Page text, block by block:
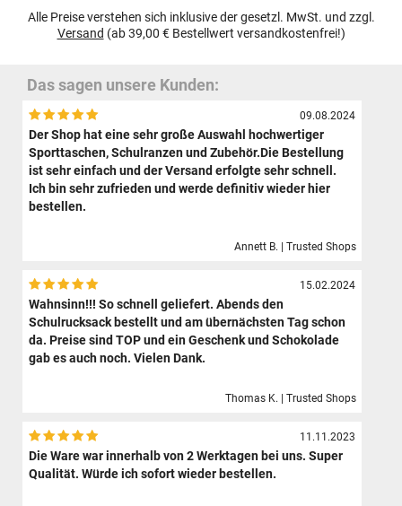
Alle Preise verstehen sich inklusive der gesetzl. MwSt. und zzgl.
Versand (ab 39,00 € Bestellwert versandkostenfrei!)
Das sagen unsere Kunden:
09.08.2024
Der Shop hat eine sehr große Auswahl hochwertiger
Sporttaschen, Schulranzen und Zubehör.Die Bestellung
ist sehr einfach und der Versand erfolgte sehr schnell.
Ich bin sehr zufrieden und werde definitiv wieder hier
bestellen.
Annett B. | Trusted Shops
15.02.2024
Wahnsinn!!! So schnell geliefert. Abends den
Schulrucksack bestellt und am übernächsten Tag schon
da. Preise sind TOP und ein Geschenk und Schokolade
gab es auch noch. Vielen Dank.
Thomas K. | Trusted Shops
11.11.2023
Die Ware war innerhalb von 2 Werktagen bei uns. Super
Qualität. Würde ich sofort wieder bestellen.